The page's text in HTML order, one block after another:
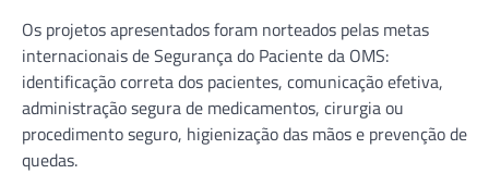
Os projetos apresentados foram norteados pelas metas
internacionais de Segurança do Paciente da OMS:
identificação correta dos pacientes, comunicação efetiva,
administração segura de medicamentos, cirurgia ou
procedimento seguro, higienização das mãos e prevenção de
quedas.